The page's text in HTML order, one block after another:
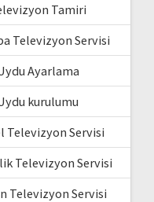
Tamiri
Televizyon Servisi
Ayarlama
kurulumu
Televizyon Servisi
Televizyon Servisi
Televizyon Servisi